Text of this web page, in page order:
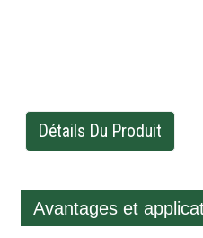
Détails Du Produit
Avantages et